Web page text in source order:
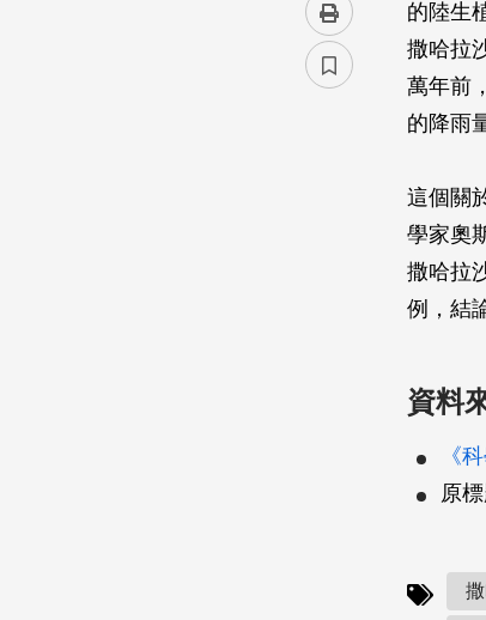
的陸生
撒哈拉
萬年前
的降雨
這個關
學家奧
撒哈拉
例，結
資料
《
原